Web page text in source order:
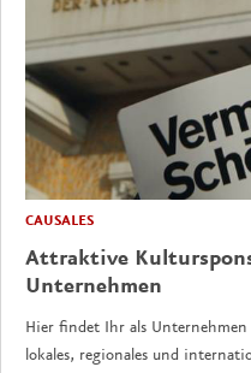
CAUSALES
Attraktive
Unternehmen
Hier findet Ihr als Unternehmen
lokales, regionales und